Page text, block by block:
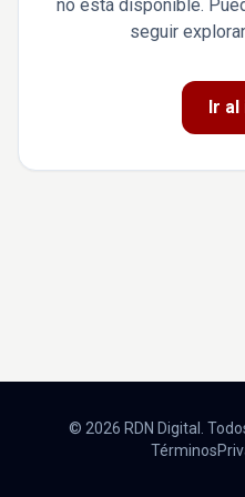
no está disponible.
seguir
Ir al
© 2026 RDN Digital.
Términos